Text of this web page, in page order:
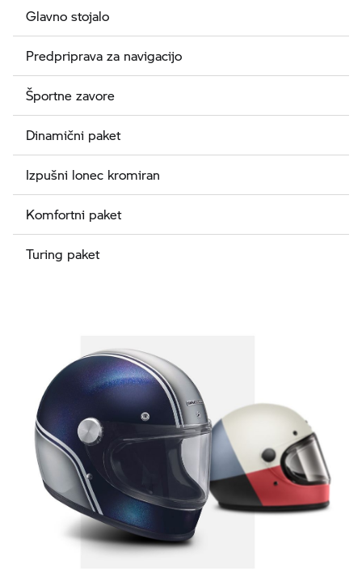
Glavno stojalo
Predpriprava za navigacijo
Športne zavore
Dinamični paket
Izpušni lonec kromiran
Komfortni paket
Turing paket